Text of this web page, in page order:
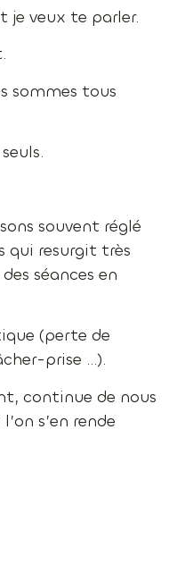
je veux te parler.
sommes tous
souvent réglé
qui resurgit très
séances en
(perte de
prise …).
continue de nous
s’en rende